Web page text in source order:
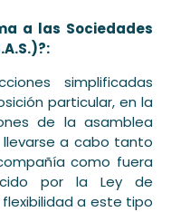
a las Sociedades
simplificadas
particular, en la
de la asamblea
a cabo tanto
como fuera
por la Ley de
a este tipo